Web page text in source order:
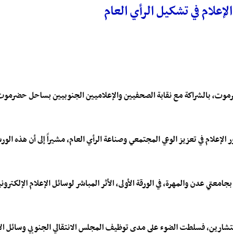
في تشكيل الرأي العام
بالشراكة مع نقابة الصحفيين والإعلاميين الجنوبيين بساحل
في تعزيز الوعي المجتمعي وصناعة الرأي العام، مشيراً إلى أن هذه
والمهرة، في الورقة الأولى، الأثر المباشر لوسائل الإعلام
فسلطت الضوء على مدى توظيف المجلس الانتقالي الجنوبي وسائل